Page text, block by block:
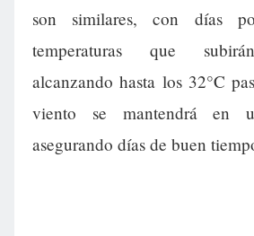
son similares, con días
temperaturas que
alcanzando hasta los 32°C
viento se mantendrá en
asegurando días de buen